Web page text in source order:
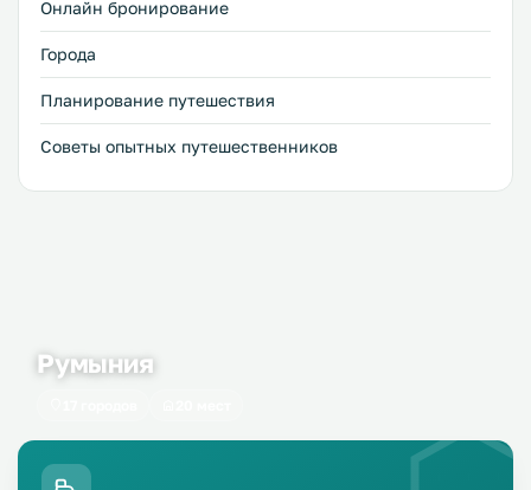
любителей зимнего лыжного отдыха есть хороший выбор
различной стоимостью предоставляемых услуг. В этой
включает в себя несколько горнолыжных комплексов.
Онлайн бронирование
Города
Планирование путешествия
Советы опытных путешественников
Румыния